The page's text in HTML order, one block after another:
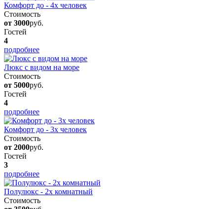
Комфорт до - 4х человек
Стоимость
от 3000руб.
Гостей
4
подробнее
Люкс с видом на море
Стоимость
от 5000руб.
Гостей
4
подробнее
Комфорт до - 3х человек
Стоимость
от 2000руб.
Гостей
3
подробнее
Полулюкс - 2х комнатный
Стоимость